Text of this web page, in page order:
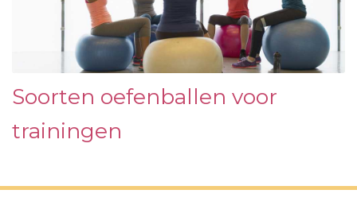
Soorten oefenballen voor
trainingen